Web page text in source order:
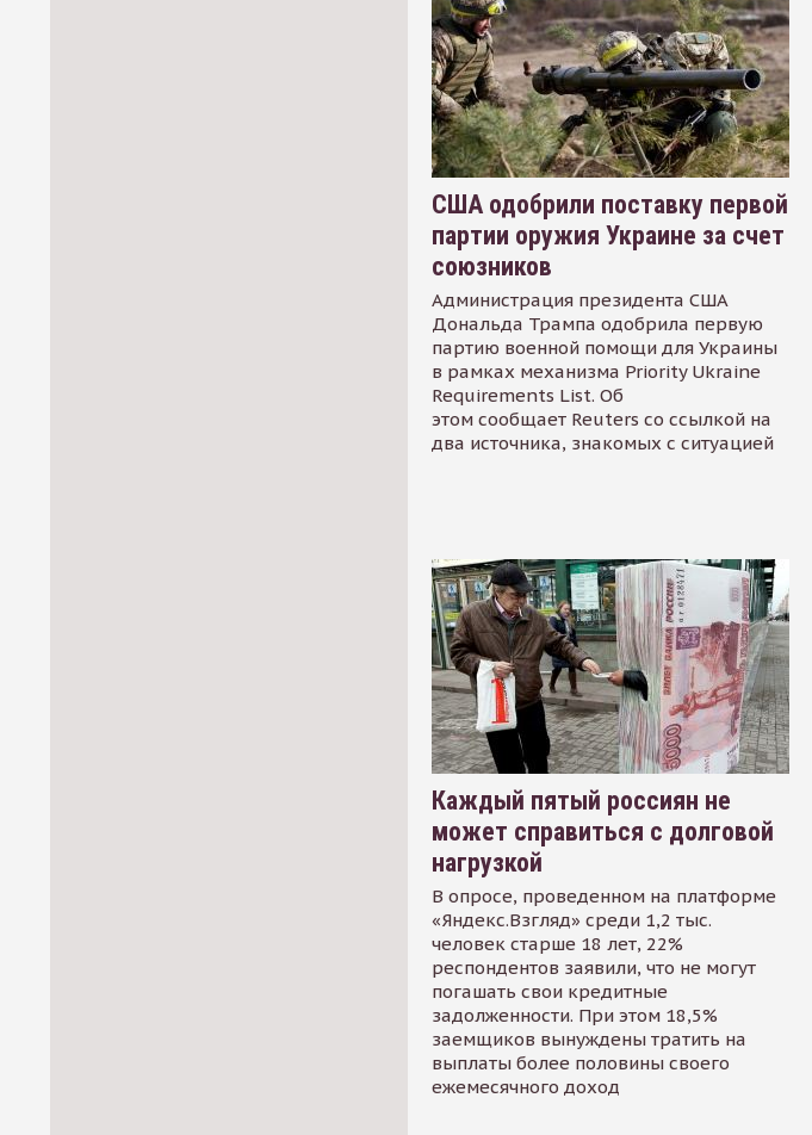
США одобрили поставку первой
партии оружия Украине за счет
союзников
Администрация президента США
Дональда Трампа одобрила первую
партию военной помощи для Украины
в рамках механизма Priority Ukraine
Requirements List. Об
этом сообщает Reuters со ссылкой на
два источника, знакомых с ситуацией
Каждый пятый россиян не
может справиться с долговой
нагрузкой
В опросе, проведенном на платформе
«Яндекс.Взгляд» среди 1,2 тыс.
человек старше 18 лет, 22%
респондентов заявили, что не могут
погашать свои кредитные
задолженности. При этом 18,5%
заемщиков вынуждены тратить на
выплаты более половины своего
ежемесячного доход